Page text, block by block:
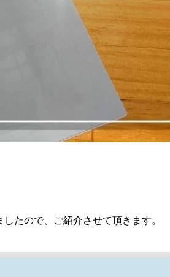
たので、ご紹介させて頂きます。